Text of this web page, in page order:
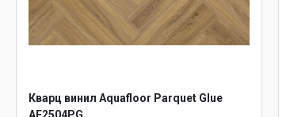
Кварц винил Aquafloor Parquet Glue